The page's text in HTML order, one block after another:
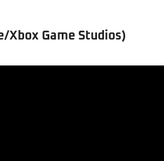
Xbox Game Studios)